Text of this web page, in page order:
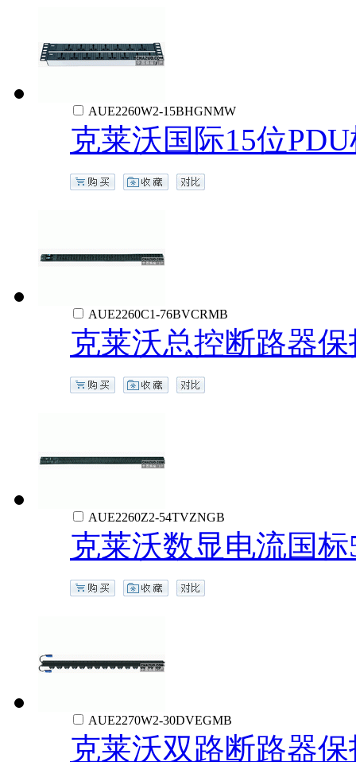
AUE2260W2-15BHGNMW
克莱沃国际15位
AUE2260C1-76BVCRMB
克莱沃总控断路器
AUE2260Z2-54TVZNGB
克莱沃数显电流国
AUE2270W2-30DVEGMB
克莱沃双路断路器